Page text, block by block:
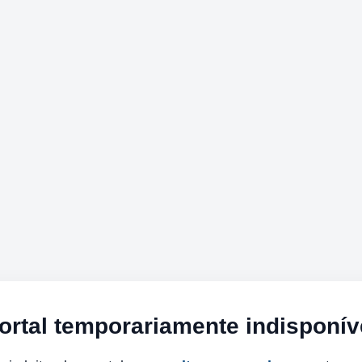
temporariamente